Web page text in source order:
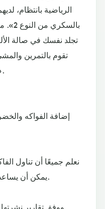
تجلد نفسك في صالة
تقوم بالتمرين
الدرج
نعلم جميعًا أن تناول
يمكن أن يساعد في الوقاية من مرض السكري.
ووفق تقارير